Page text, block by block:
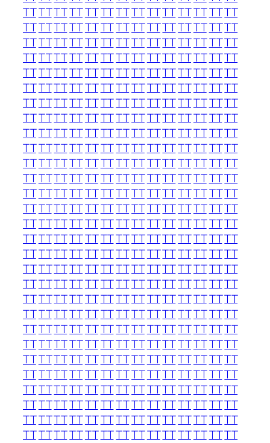
TTTTTTTTTTTTTTTTTTTTTTTTTTTT
TTTTTTTTTTTTTTTTTTTTTTTTTTTT
TTTTTTTTTTTTTTTTTTTTTTTTTTTT
TTTTTTTTTTTTTTTTTTTTTTTTTTTT
TTTTTTTTTTTTTTTTTTTTTTTTTTTT
TTTTTTTTTTTTTTTTTTTTTTTTTTTT
TTTTTTTTTTTTTTTTTTTTTTTTTTTT
TTTTTTTTTTTTTTTTTTTTTTTTTTTT
TTTTTTTTTTTTTTTTTTTTTTTTTTTT
TTTTTTTTTTTTTTTTTTTTTTTTTTTT
TTTTTTTTTTTTTTTTTTTTTTTTTTTT
TTTTTTTTTTTTTTTTTTTTTTTTTTTT
TTTTTTTTTTTTTTTTTTTTTTTTTTTT
TTTTTTTTTTTTTTTTTTTTTTTTTTTT
TTTTTTTTTTTTTTTTTTTTTTTTTTTT
TTTTTTTTTTTTTTTTTTTTTTTTTTTT
TTTTTTTTTTTTTTTTTTTTTTTTTTTT
TTTTTTTTTTTTTTTTTTTTTTTTTTTT
TTTTTTTTTTTTTTTTTTTTTTTTTTTT
TTTTTTTTTTTTTTTTTTTTTTTTTTTT
TTTTTTTTTTTTTTTTTTTTTTTTTTTT
TTTTTTTTTTTTTTTTTTTTTTTTTTTT
TTTTTTTTTTTTTTTTTTTTTTTTTTTT
TTTTTTTTTTTTTTTTTTTTTTTTTTTT
TTTTTTTTTTTTTTTTTTTTTTTTTTTT
TTTTTTTTTTTTTTTTTTTTTTTTTTTT
TTTTTTTTTTTTTTTTTTTTTTTTTTTT
TTTTTTTTTTTTTTTTTTTTTTTTTTTT
TTTTTTTTTTTTTTTTTTTTTTTTTTTT